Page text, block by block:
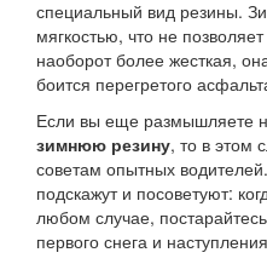
специальный вид резины.
мягкостью, что не
наоборот более жесткая,
боится перегретого
Если вы еще размышляете
зимнюю резину, то в этом
советам опытных
подскажут и посоветуют:
любом случае,
первого снега и